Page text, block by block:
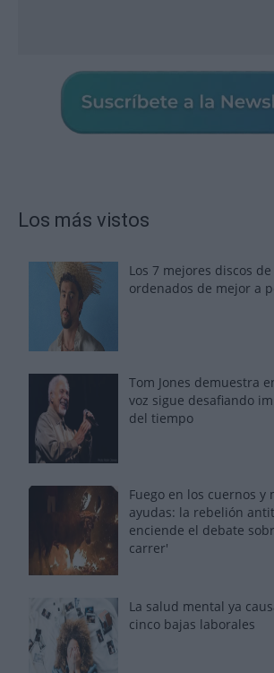
Los más vistos
Los 7 mejores discos
ordenados de mejor a
Tom Jones demuestra
voz sigue desafiando
del tiempo
Fuego en los cuernos y
ayudas: la rebelión
enciende el debate
carrer'
La salud mental ya
cinco bajas laborales